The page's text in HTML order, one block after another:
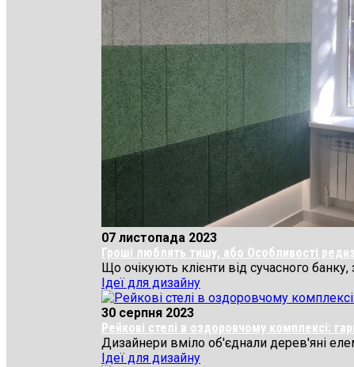
07 листопада 2023
Гроші люблять тишу, або Особливості
Що очікують клієнти від сучасного
Ідеї для дизайну
30 серпня 2023
Рейкові стелі в оздоровчому комплексі:
Дизайнери вміло об'єднали дерев'яні
Ідеї для дизайну